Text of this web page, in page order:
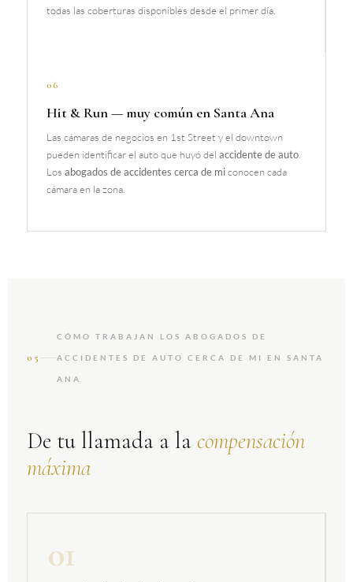
todas las coberturas disponibles desde el primer día.
06
Hit & Run — muy común en Santa Ana
Las cámaras de negocios en 1st Street y el downtown
pueden identificar el auto que huyó del accidente de auto
Los abogados de accidentes cerca de miconocen cada
cámara en la zona.
05
CÓMO TRABAJAN LOS ABOGADOS DE
ACCIDENTES DE AUTO CERCA DE MI EN SANTA
ANA
De tu llamada a la compensación
máxima
01